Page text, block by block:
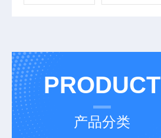
PRODUCT
产品分类